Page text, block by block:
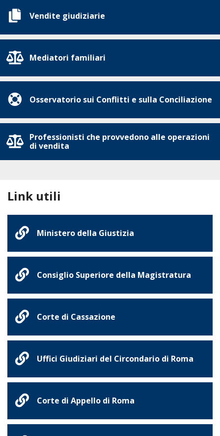
Vendite giudiziarie
Mediatori familiari
Osservatorio sui Conflitti e sulla Conciliazione
Professionisti che provvedono alle operazioni
di vendita
Link utili
Ministero della Giustizia
Consiglio Superiore della Magistratura
Corte di Cassazione
Uffici Giudiziari del Circondario di Roma
Corte di Appello di Roma